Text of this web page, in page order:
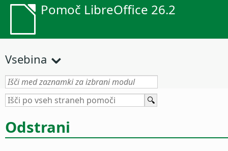
Pomoč LibreOffice 26.2
Vsebina
Odstrani